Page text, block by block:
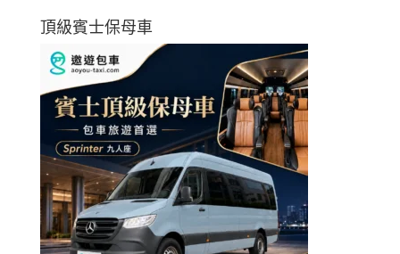
頂級賓士保母車